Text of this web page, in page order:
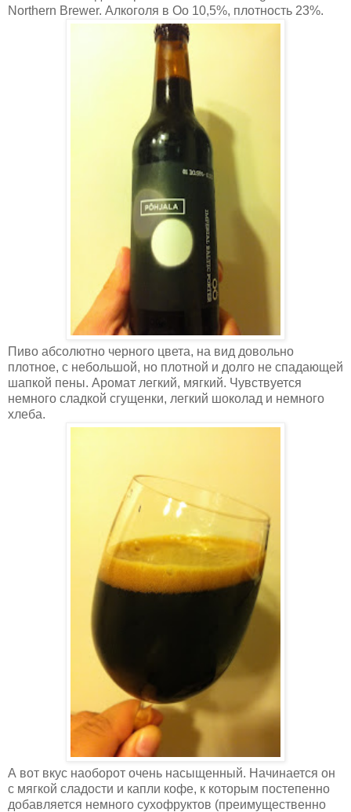
Northern Brewer. Алкоголя в Oo 10,5%, плотность 23%.
Пиво абсолютно черного цвета, на вид довольно
плотное, с небольшой, но плотной и долго не спадающей
шапкой пены. Аромат легкий, мягкий. Чувствуется
немного сладкой сгущенки, легкий шоколад и немного
хлеба.
А вот вкус наоборот очень насыщенный. Начинается он
с мягкой сладости и капли кофе, к которым постепенно
добавляется немного сухофруктов (преимущественно